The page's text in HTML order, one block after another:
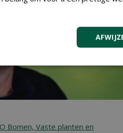
Bomen, Vaste planten en